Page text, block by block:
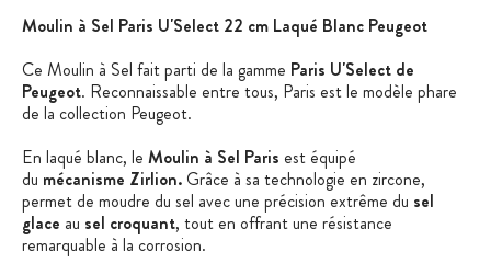
Moulin à Sel Paris U'Select 22 cm Laqué Blanc Peugeot
Ce Moulin à Sel fait parti de la gamme Paris U'Select de
Peugeot. Reconnaissable entre tous, Paris est le modèle phare
de la collection Peugeot.
En laqué blanc, le Moulin à Sel Paris est équipé
du mécanisme Zirlion. Grâce à sa technologie en zircone,
permet de moudre du sel avec une précision extrême du sel
glace au sel croquant, tout en offrant une résistance
remarquable à la corrosion.